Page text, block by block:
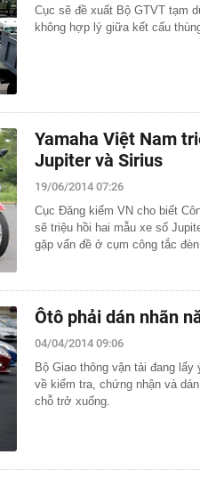
Cục sẽ đề xuất Bộ GTVT tạm
không hợp lý giữa kết cấu
Yamaha Việt Nam
Jupiter và Sirius
19/06/2014 07:26
Cục Đăng kiểm VN cho biết
sẽ triệu hồi hai mẫu xe số
gặp vấn đề ở cụm công tắc đèn
Ôtô phải dán nhãn
04/04/2014 09:06
Bộ Giao thông vận tải đang
về kiểm tra, chứng nhận và
chỗ trở xuống.